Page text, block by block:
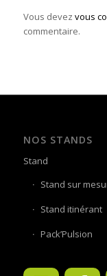
Vous devez vous
commentaire.
NOS STANDS
Stand
Stand sur
Stand itinérant
Pack’Pulsion